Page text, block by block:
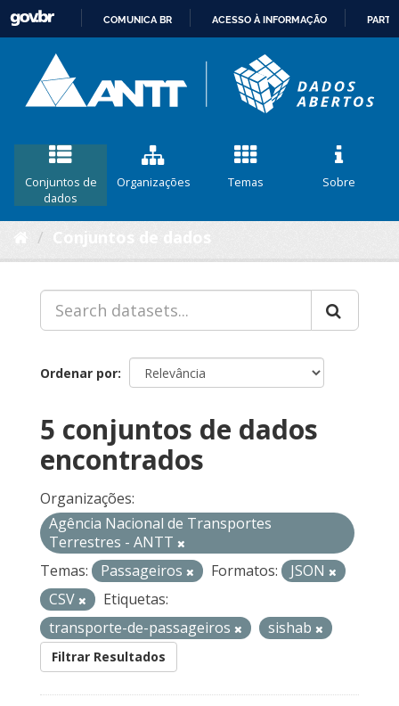
CONTEÚDO
COMUNICA BR ACESSO À INFORMAÇÃO
Conjuntos de
dados
Organizações Temas Sobre
Ordenar por
5 conjuntos de dados
encontrados
Organizações:
Agência Nacional de Transportes
Terrestres - ANTT
Temas:
Passageiros Formatos:
JSON
CSV
Etiquetas:
transporte-de-passageiros
sishab
Filtrar Resultados